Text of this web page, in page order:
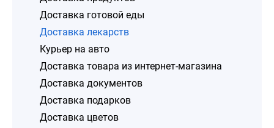
Доставка готовой еды
Доставка лекарств
Курьер на авто
Доставка товара из интернет-магазина
Доставка документов
Доставка подарков
Доставка цветов